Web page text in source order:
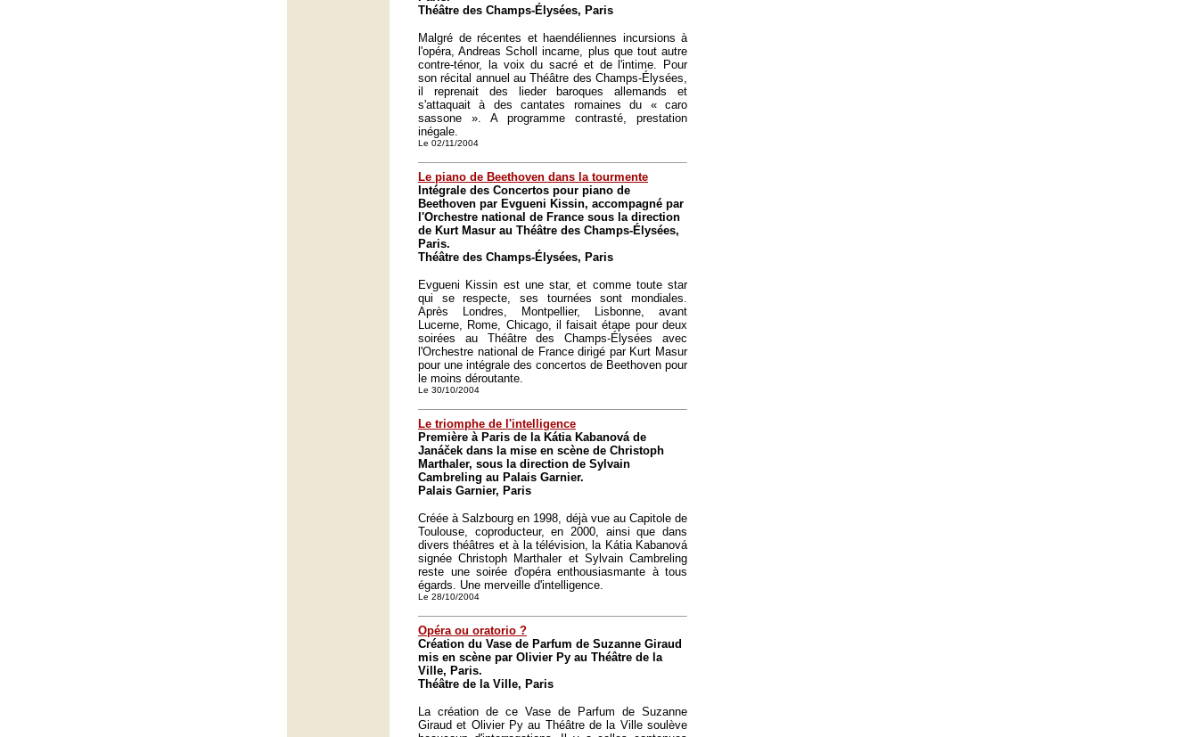
Théâtre des Champs-Élysées, Paris
Malgré de récentes et haendéliennes incursions à
l'opéra, Andreas Scholl incarne, plus que tout autre
contre-ténor, la voix du sacré et de l'intime. Pour
son récital annuel au Théâtre des Champs-Élysées,
il reprenait des lieder baroques allemands et
s'attaquait à des cantates romaines du « caro
sassone ». A programme contrasté, prestation
inégale.
Le 02/11/2004
Le piano de Beethoven dans la tourmente
Intégrale des Concertos pour piano de
Beethoven par Evgueni Kissin, accompagné par
l'Orchestre national de France sous la direction
de Kurt Masur au Théâtre des Champs-Élysées,
Paris.
Théâtre des Champs-Élysées, Paris
Evgueni Kissin est une star, et comme toute star
qui se respecte, ses tournées sont mondiales.
Après Londres, Montpellier, Lisbonne, avant
Lucerne, Rome, Chicago, il faisait étape pour deux
soirées au Théâtre des Champs-Élysées avec
l'Orchestre national de France dirigé par Kurt Masur
pour une intégrale des concertos de Beethoven pour
le moins déroutante.
Le 30/10/2004
Le triomphe de l'intelligence
Première à Paris de la Kátia Kabanová de
Janáček dans la mise en scène de Christoph
Marthaler, sous la direction de Sylvain
Cambreling au Palais Garnier.
Palais Garnier, Paris
Créée à Salzbourg en 1998, déjà vue au Capitole de
Toulouse, coproducteur, en 2000, ainsi que dans
divers théâtres et à la télévision, la Kátia Kabanová
signée Christoph Marthaler et Sylvain Cambreling
reste une soirée d'opéra enthousiasmante à tous
égards. Une merveille d'intelligence.
Le 28/10/2004
Opéra ou oratorio ?
Création du Vase de Parfum de Suzanne Giraud
mis en scène par Olivier Py au Théâtre de la
Ville, Paris.
Théâtre de la Ville, Paris
La création de ce Vase de Parfum de Suzanne
Giraud et Olivier Py au Théâtre de la Ville soulève